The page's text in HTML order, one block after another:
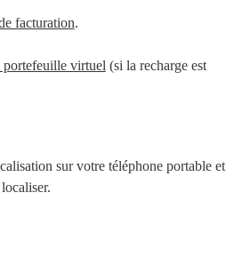
facturation.
portefeuille virtuel (si la recharge est
sur votre téléphone portable et